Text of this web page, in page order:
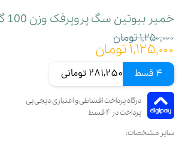
خمیر بیوتین سگ پروپرفک وزن 100 گرم
۱,۲۵۰,۰۰۰ تومان
۱,۱۲۵,۰۰۰ تومان
4 قسط 281,250 تومانی
سایر مشخصات: